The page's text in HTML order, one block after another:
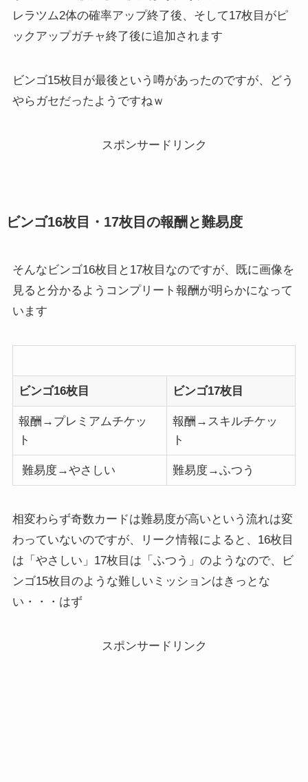
レラツム2体の確率アップ終了後、そして17枚目がピ
ックアップガチャ終了後に追加されます
ビンゴ15枚目が最後という噂があったのですが、どう
やらガセだったようですねｗ
スポンサードリンク
ビンゴ16枚目・17枚目の報酬と難易度
そんなビンゴ16枚目と17枚目なのですが、既に画像を
見ると分かるようコンプリート報酬が明らかになって
います​
ビンゴ16枚目 ビンゴ17枚目
報酬→プレミアムチケッ
ト
報酬→スキルチケッ
ト
難易度→やさしい 難易度→ふつう
相変わらず奇数カードは難易度が高いという流れは変
わっていないのですが、リーク情報によると、16枚目
は「やさしい」17枚目は「ふつう」のようなので、ビ
ンゴ15枚目のような難しいミッションはきっとな
い・・・はず
スポンサードリンク